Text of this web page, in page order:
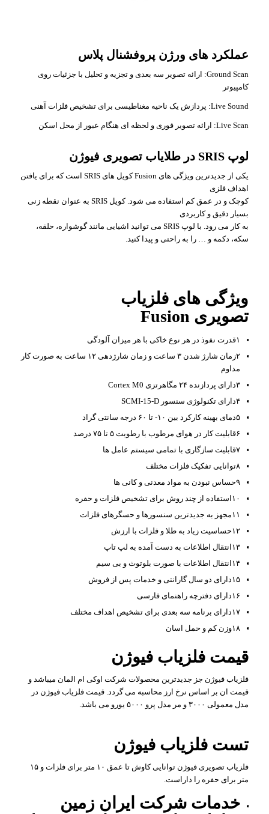
عملکرد های ورژن پروفشنال پلاس
Ground Scan: ارائه تصویر سه بعدی و تجزیه و تحلیل با جزئیات روی
کامپیوتر
Live Sound: پردازش یک ناحیه مغناطیسی برای تشخیص فلزات آهنی
Live Scan: ارائه تصویر فوری و لحظه ای هنگام عبور از محل اسکن
لوپ SRIS در طلایاب تصویری فیوژن
یکی از جدیدترین ویژگی های Fusion کویل های SRIS است که برای یافتن
اهداف فلزی
کوچک و در عمق کم استفاده می شود. کویل SRIS به عنوان نقطه زنی
بسیار دقیق و کاربردی
به کار می رود. با لوپ SRIS می توانید اشیایی مانند گوشواره، حلقه،
سکه، دکمه و … را به راحتی و پیدا کنید.
ویژگی های فلزیاب
تصویری Fusion
۱قدرت نفوذ در هر نوع خاکی با هر میزان آلودگی
۲زمان شارژ شدن ۳ ساعت و زمان شارژدهی ۱۲ ساعت به صورت کار
مداوم
۳دارای پردازنده ۲۴ مگاهرتزی Cortex M0
۴دارای تکنولوژی سنسور SCMI-15-D
۵دمای بهینه کارکرد بین ۱۰- تا ۶۰ درجه سانتی گراد
۶قابلیت کار در هوای مرطوب با رطوبت ۵ تا ۷۵ درصد
۷قابلیت سازگاری با تمامی سیستم عامل ها
۸توانایی تفکیک فلزات مختلف
۹حساس نبودن به مواد معدنی و کانی ها
۱۰استفاده از چند روش برای تشخیص فلزات و حفره
۱۱مجهز به جدیدترین سنسورها و حسگرهای فلزات
۱۲حساسیت زیاد به طلا و فلزات با ارزش
۱۳انتقال اطلاعات به دست آمده به لپ تاپ
۱۴انتقال اطلاعات با صورت بلوتوث و بی سیم
۱۵دارای دو سال گارانتی و خدمات پس از فروش
۱۶دارای دفترچه راهنمای فارسی
۱۷دارای برنامه سه بعدی برای تشخیص اهداف مختلف
۱۸وزن کم و حمل اسان
قیمت فلزیاب فیوژن
فلزیاب فیوژن جز جدیدترین محصولات شرکت اوکی ام المان میباشد و
قیمت ان بر اساس نرخ ارز محاسبه می گردد. قیمت فلزیاب فیوژن در
مدل معمولی ۳۰۰۰ و مر مدل پرو ۵۰۰۰ یورو می باشد.
تست فلزیاب فیوژن
فلزیاب تصویری فیوژن توانایی کاوش تا عمق ۱۰ متر برای فلزات و ۱۵
متر برای حفره را داراست.
خدمات شرکت ایران زمین